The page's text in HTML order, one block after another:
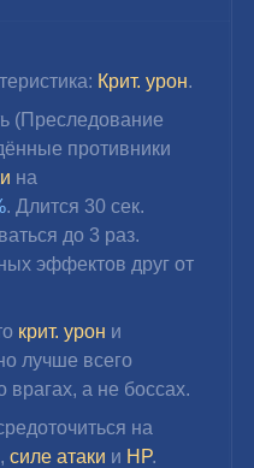
Крит. урон.
(Преследование
противники
на
. Длится 30 сек.
до 3 раз.
эффектов друг от
крит. урон и
лучше всего
врагах, а не боссах.
на
, силе атаки и HP.